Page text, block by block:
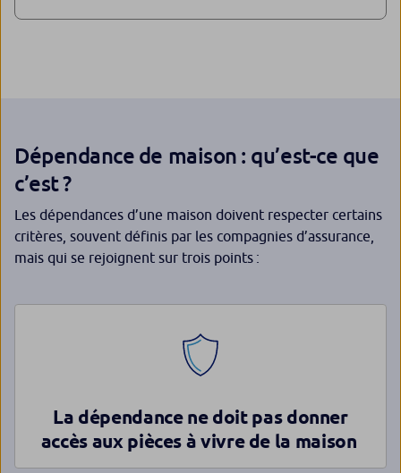
Dépendance de maison : qu’est-ce que
c’est ?
Les dépendances d’une maison doivent respecter certains
critères, souvent définis par les compagnies d’assurance,
mais qui se rejoignent sur trois points :
La dépendance ne doit pas donner
accès aux pièces à vivre de la maison